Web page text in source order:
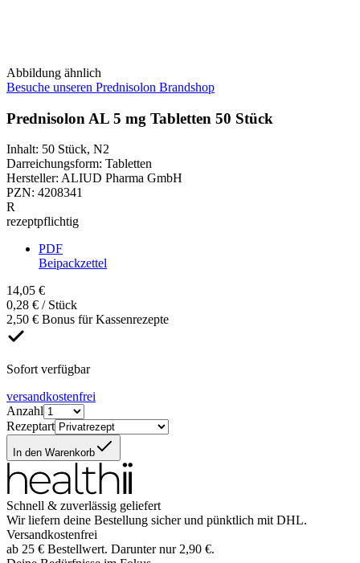
Abbildung ähnlich
Besuche unseren Prednisolon Brandshop
Prednisolon AL 5 mg Tabletten 50 Stück
Inhalt: 50 Stück, N2
Darreichungsform: Tabletten
Hersteller: ALIUD Pharma GmbH
PZN: 4208341
R
rezeptpflichtig
PDF
Beipackzettel
14,05 €
0,28 € / Stück
2,50 € Bonus für Kassenrezepte
Sofort verfügbar
versandkostenfrei
Anzahl
Rezeptart
In den Warenkorb
Schnell & zuverlässig geliefert
Wir liefern deine Bestellung sicher und pünktlich mit DHL.
Versandkostenfrei
ab 25 € Bestellwert. Darunter nur 2,90 €.